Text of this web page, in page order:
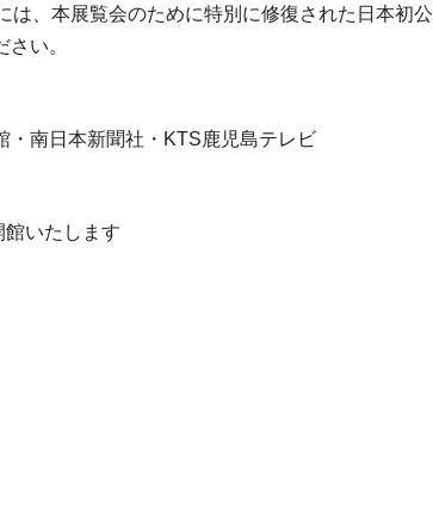
、本展覧会のために特別に修復された日本初
い。
・南日本新聞社・KTS鹿児島テレビ
館いたします